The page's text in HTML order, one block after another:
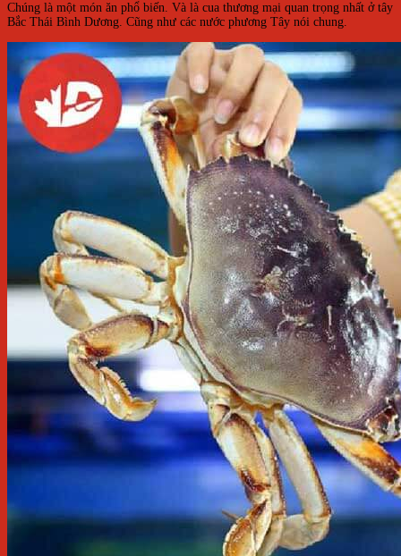
Chúng là một món ăn phổ biến. Và là cua thương mại quan trọng nhất ở tây
Bắc Thái Bình Dương. Cũng như các nước phương Tây nói chung.